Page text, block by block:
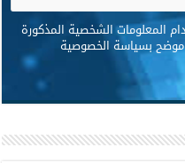
المعلومات الشخصية المذكورة
موضح بسياسة الخصوصية